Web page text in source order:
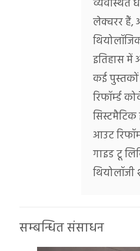
व्यवस्थित
लेक्चरर हैं,
इतिहास
कई
रिफॉर्म्ड
सिस्टमैटिक
आउट
गाइड टू
थियोलॉजी
सम्बन्धित संसाधन